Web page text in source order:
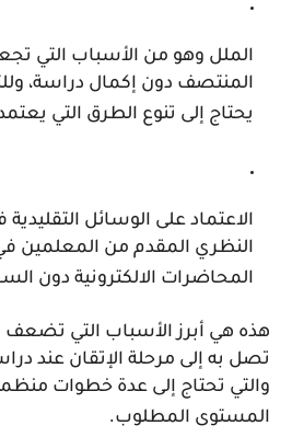
الملل وهو من الأسباب التي
المنتصف دون إكمال دراسة،
يحتاج إلى تنوع الطرق التي
الاعتماد على الوسائل
النظري المقدم من المعلمين في
المحاضرات الالكترونية دون
هذه هي أبرز الأسباب التي تضعف
تصل به إلى مرحلة الإتقان عند
والتي تحتاج إلى عدة خطوات
المستوى المطلوب.